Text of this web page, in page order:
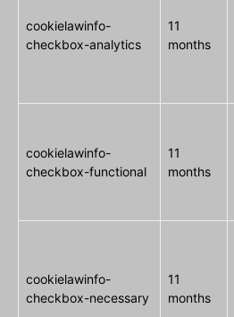
cookielawinfo-
checkbox-analytics
11
months
cookielawinfo-
checkbox-functional
11
months
cookielawinfo-
checkbox-necessary
11
months